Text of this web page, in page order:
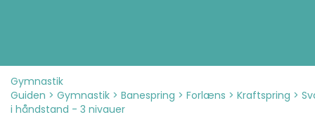
Gymnastik
Guiden > Gymnastik > Banespring > Forlæns > Kraftspring >
i håndstand - 3 nivauer